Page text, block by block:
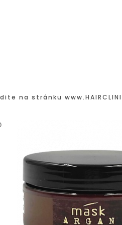
na stránku